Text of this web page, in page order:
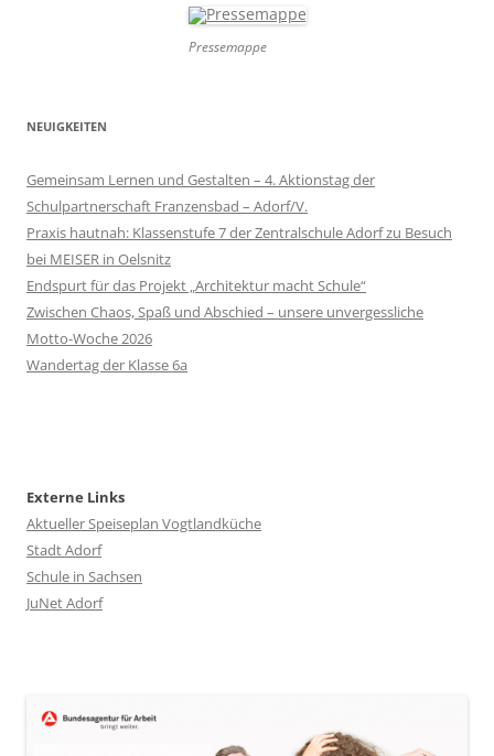
Pressemappe
NEUIGKEITEN
Gemeinsam Lernen und Gestalten – 4. Aktionstag der
Schulpartnerschaft Franzensbad – Adorf/V.
Praxis hautnah: Klassenstufe 7 der Zentralschule Adorf zu Besuch
bei MEISER in Oelsnitz
Endspurt für das Projekt „Architektur macht Schule“
Zwischen Chaos, Spaß und Abschied – unsere unvergessliche
Motto-Woche 2026
Wandertag der Klasse 6a
Externe Links
Aktueller Speiseplan Vogtlandküche
Stadt Adorf
Schule in Sachsen
JuNet Adorf